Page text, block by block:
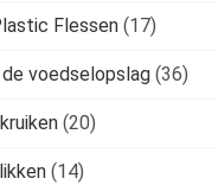
Flessen (17)
de voedselopslag (36)
(20)
(14)